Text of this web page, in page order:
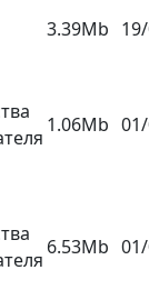
3.39Mb
1.06Mb
6.53Mb